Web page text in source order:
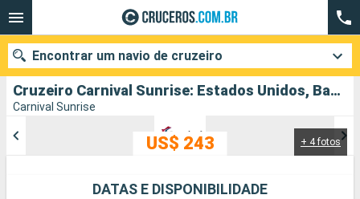
Cruzeiro Carnival Sunrise: Estados Unidos, Bahamas partindo de Miami
Carnival Sunrise
+ 4 fotos
US$ 243
DATAS E DISPONIBILIDADE
Encontrar um navio de cruzeiro